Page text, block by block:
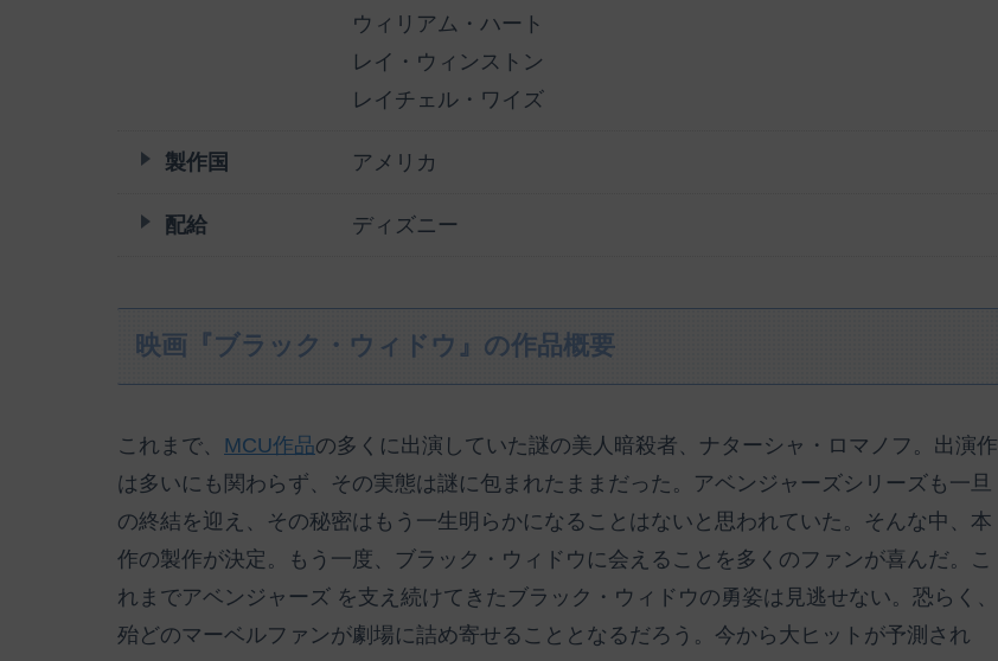
ウィリアム・ハート
レイ・ウィンストン
レイチェル・ワイズ
製作国 アメリカ
配給 ディズニー
映画『ブラック・ウィドウ』の作品概要
これまで、 MCU作品の多くに出演していた謎の美人暗殺者、ナターシャ・ロマノフ。出演作
は多いにも関わらず、その実態は謎に包まれたままだった。アベンジャーズシリーズも一旦
の終結を迎え、その秘密はもう一生明らかになることはないと思われていた。そんな中、本
作の製作が決定。もう一度、ブラック・ウィドウに会えることを多くのファンが喜んだ。こ
れまでアベンジャーズ を支え続けてきたブラック・ウィドウの勇姿は見逃せない。恐らく、
殆どのマーベルファンが劇場に詰め寄せることとなるだろう。今から大ヒットが予測され